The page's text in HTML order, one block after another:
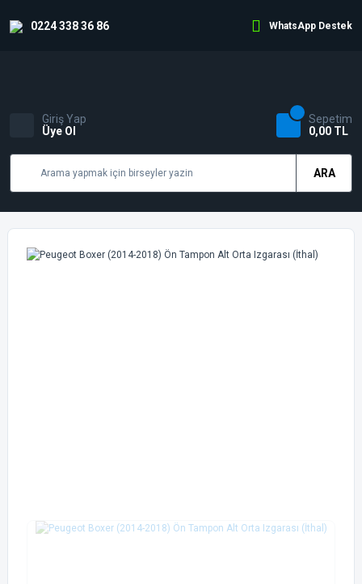
0224 338 36 86 WhatsApp Destek
ARA
Giriş Yap
Üye Ol
Sepetim
0,00 TL